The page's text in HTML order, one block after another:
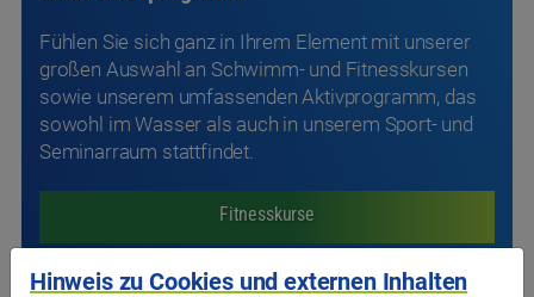
Aktivprogramm
Schwimmkurse
Aktuelles
Hinweis zu Cookies und externen Inhalten